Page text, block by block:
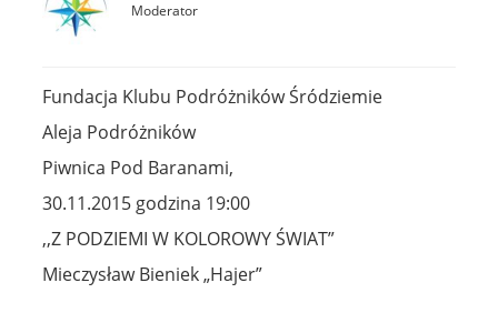
Moderator
Fundacja Klubu Podróżników Śródziemie
Aleja Podróżników
Piwnica Pod Baranami,
30.11.2015 godzina 19:00
,,Z PODZIEMI W KOLOROWY ŚWIAT”
Mieczysław Bieniek „Hajer”